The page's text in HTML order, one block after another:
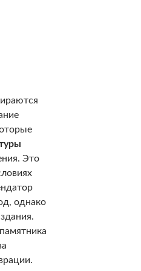
Это
однако
здания.